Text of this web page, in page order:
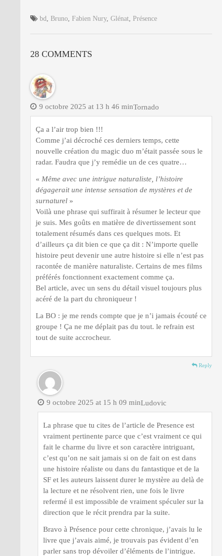
bd, Bruno, Fabien Nury, Glénat, Présence
28 COMMENTS
Tornado
9 octobre 2025 at 13 h 46 min
Ça a l’air trop bien !!!
Comme j’ai décroché ces derniers temps, cette
nouvelle création du magic duo m’était passée sous le
radar. Faudra que j’y remédie un de ces quatre…
« Même avec une intrigue naturaliste, l’histoire
dégagerait une intense sensation de mystères et de
surnaturel »
Voilà une phrase qui suffirait à résumer le lecteur que
je suis. Mes goûts en matière de divertissement sont
totalement résumés dans ces quelques mots. Et
d’ailleurs ça dit bien ce que ça dit : N’importe quelle
histoire peut devenir une autre histoire si elle n’est pas
racontée de manière naturaliste. Certains de mes films
préférés fonctionnent exactement comme ça.
Bel article, avec un sens du détail visuel toujours plus
acéré de la part du chroniqueur !
La BO : je me rends compte que je n’i jamais écouté ce
groupe ! Ça ne me déplait pas du tout. le refrain est
tout de suite accrocheur.
Reply
Ludovic
9 octobre 2025 at 15 h 09 min
La phrase que tu cites de l’article de Presence est
vraiment pertinente parce que c’est vraiment ce qui
fait le charme du livre et son caractère intriguant,
c’est qu’on ne sait jamais si on de fait on est dans
une histoire réaliste ou dans du fantastique et de la
SF et les auteurs laissent durer le mystère au delà de
la lecture et ne résolvent rien, une fois le livre
refermé il est impossible de vraiment spéculer sur la
direction que le récit prendra par la suite.
Bravo à Présence pour cette chronique, j’avais lu le
livre que j’avais aimé, je trouvais pas évident d’en
parler sans trop dévoiler d’éléments de l’intrigue.